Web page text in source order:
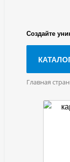
Создайте
Главная